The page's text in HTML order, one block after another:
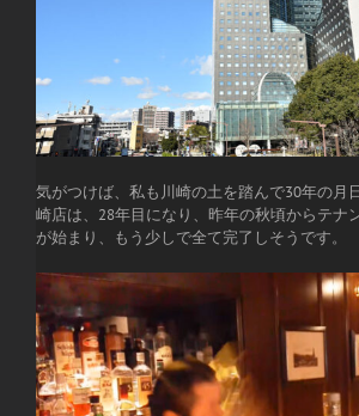
気がつけば、私も川崎の土を踏んで30年の月
崎店は、28年目になり、昨年の秋頃からテナ
が始まり、もう少しで全て完了しそうです。